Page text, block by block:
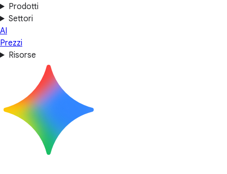
Prodotti
Settori
AI
Prezzi
Risorse